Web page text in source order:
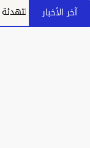
آخر الأخبار
إعلام يصنع